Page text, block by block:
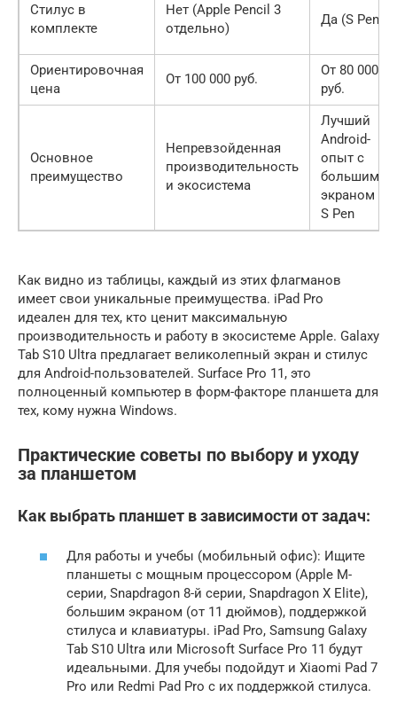
Стилус в
комплекте
Нет (Apple Pencil 3
отдельно)
Да (S Pen)
Ориентировочная
цена
От 100 000 руб.
От 80 000
руб.
Основное
преимущество
Непревзойденная
производительность
и экосистема
Лучший
Android-
опыт с
большим
экраном и
S Pen
Как видно из таблицы, каждый из этих флагманов
имеет свои уникальные преимущества. iPad Pro
идеален для тех, кто ценит максимальную
производительность и работу в экосистеме Apple. Galaxy
Tab S10 Ultra предлагает великолепный экран и стилус
для Android-пользователей. Surface Pro 11, это
полноценный компьютер в форм-факторе планшета для
тех, кому нужна Windows.
Практические советы по выбору и уходу
за планшетом
Как выбрать планшет в зависимости от задач:
Для работы и учебы (мобильный офис): Ищите
планшеты с мощным процессором (Apple M-
серии, Snapdragon 8-й серии, Snapdragon X Elite),
большим экраном (от 11 дюймов), поддержкой
стилуса и клавиатуры. iPad Pro, Samsung Galaxy
Tab S10 Ultra или Microsoft Surface Pro 11 будут
идеальными. Для учебы подойдут и Xiaomi Pad 7
Pro или Redmi Pad Pro с их поддержкой стилуса.